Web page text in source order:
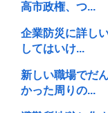
高市政権、つ...
企業防災に詳し
してはいけ...
新しい職場でだ
かった周りの...